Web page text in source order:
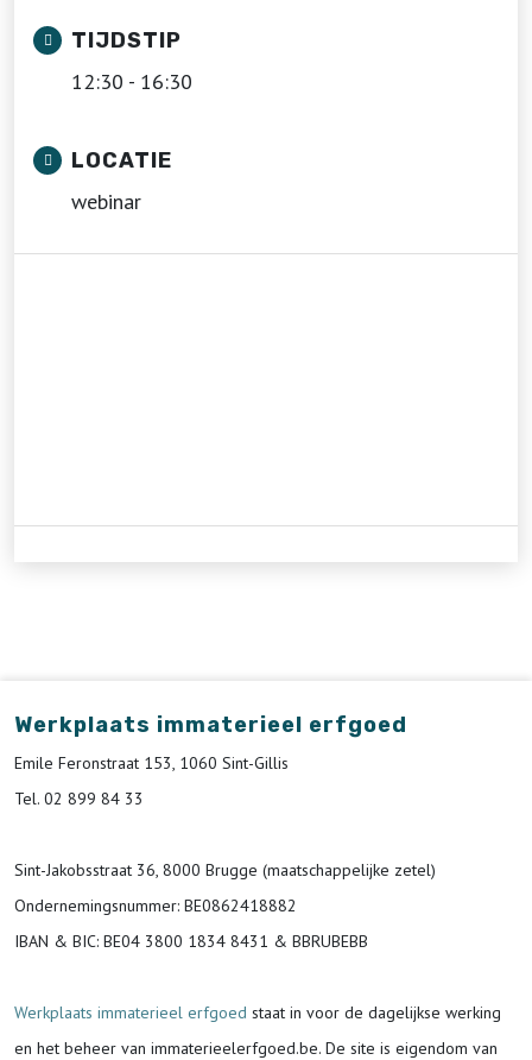
TIJDSTIP
12:30 - 16:30
LOCATIE
webinar
Werkplaats immaterieel erfgoed
Emile Feronstraat 153, 1060 Sint-Gillis
Tel. 02 899 84 33
Sint-Jakobsstraat 36, 8000 Brugge (maatschappelijke zetel)
Ondernemingsnummer: BE0862418882
IBAN & BIC: BE04 3800 1834 8431 & BBRUBEBB
Werkplaats immaterieel erfgoed staat in voor de dagelijkse werking
en het beheer van immaterieelerfgoed.be. De site is eigendom van